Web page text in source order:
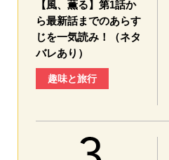
【風、薫る】第1話か
ら最新話までのあらす
じを一気読み！（ネタ
バレあり）
趣味と旅行